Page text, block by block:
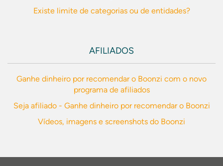
Existe limite de categorias ou de entidades?
AFILIADOS
Ganhe dinheiro por recomendar o Boonzi com o novo
programa de afiliados
Seja afiliado - Ganhe dinheiro por recomendar o Boonzi
Vídeos, imagens e screenshots do Boonzi